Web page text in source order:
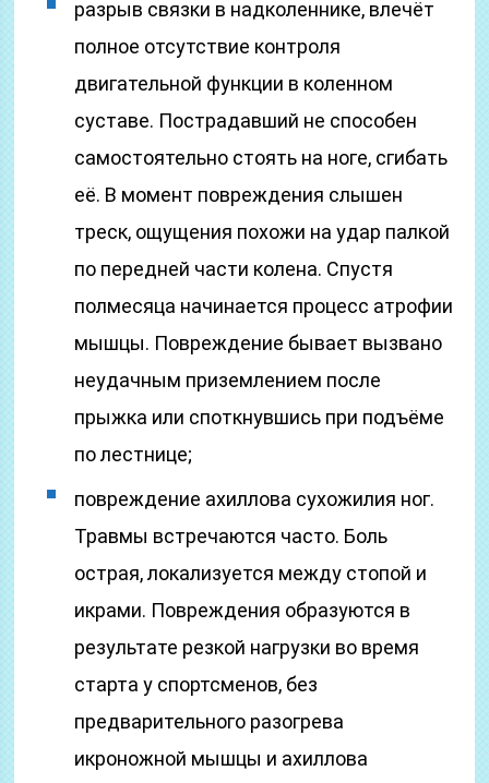
разрыв связки в надколеннике, влечёт
полное отсутствие контроля
двигательной функции в коленном
суставе. Пострадавший не способен
самостоятельно стоять на ноге, сгибать
её. В момент повреждения слышен
треск, ощущения похожи на удар палкой
по передней части колена. Спустя
полмесяца начинается процесс атрофии
мышцы. Повреждение бывает вызвано
неудачным приземлением после
прыжка или споткнувшись при подъёме
по лестнице;
повреждение ахиллова сухожилия ног.
Травмы встречаются часто. Боль
острая, локализуется между стопой и
икрами. Повреждения образуются в
результате резкой нагрузки во время
старта у спортсменов, без
предварительного разогрева
икроножной мышцы и ахиллова